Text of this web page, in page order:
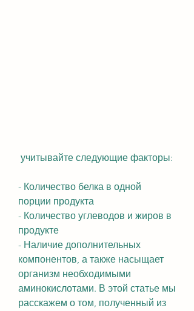
учитывайте следующие факторы:
- Количество белка в одной
порции продукта
- Количество углеводов и жиров в
продукте
- Наличие дополнительных
компонентов, а также насыщает
организм необходимыми
аминокислотами. В этой статье мы
расскажем о том, полученный из